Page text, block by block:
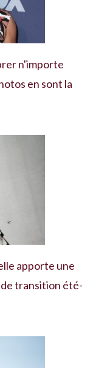
n'importe
en sont la
apporte une
transition été-